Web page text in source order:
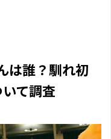
は誰？馴れ初
て調査